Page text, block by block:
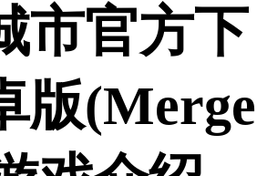
市官方下
版(Merge